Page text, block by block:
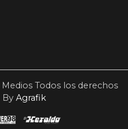
Todos los derechos
By Agrafik